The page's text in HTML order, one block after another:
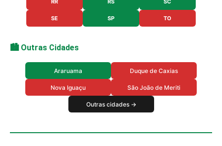
SE SP TO
🏙️ Outras Cidades
Araruama Duque de Caxias
Nova Iguaçu São João de Meriti
Outras cidades →